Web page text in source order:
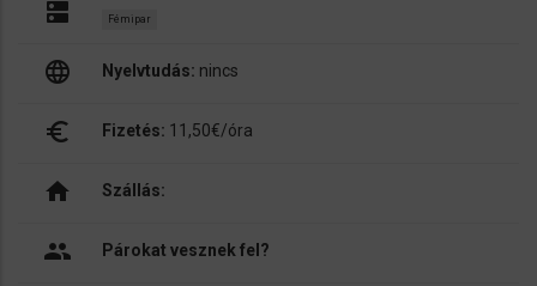
dns Fémipar
language Nyelvtudás: nincs
euro_symbol Fizetés: 11,50€/óra
home Szállás:
people Párokat vesznek fel?